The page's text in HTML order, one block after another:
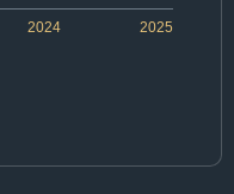
2024 2025